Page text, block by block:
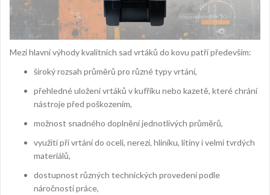
Mezi hlavní výhody kvalitních sad vrtáků do kovu patří především:
široký rozsah průměrů pro různé typy vrtání,
přehledné uložení vrtáků v kufříku nebo kazetě, které chrání
nástroje před poškozením,
možnost snadného doplnění jednotlivých průměrů,
využití při vrtání do oceli, nerezi, hliníku, litiny i velmi tvrdých
materiálů,
dostupnost různých technických provedení podle
náročnosti práce,